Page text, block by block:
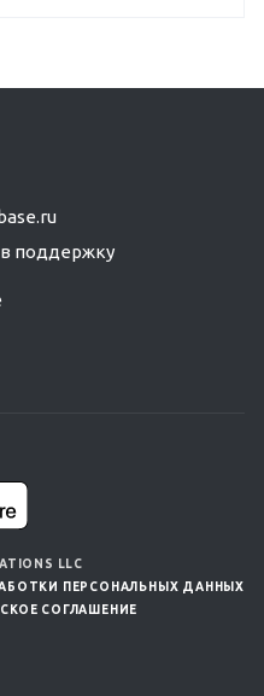
поддержку
LLC
ПЕРСОНАЛЬНЫХ ДАННЫХ
СОГЛАШЕНИЕ